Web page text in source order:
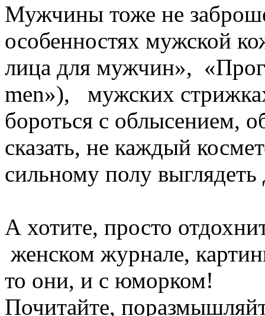
Мужчины тоже не
особенностях мужской
лица для мужчин»,
men»), мужских
бороться с облысением,
сказать, не каждый
сильному полу
А хотите, просто
женском журнале,
то они, и с юморком!
Почитайте,